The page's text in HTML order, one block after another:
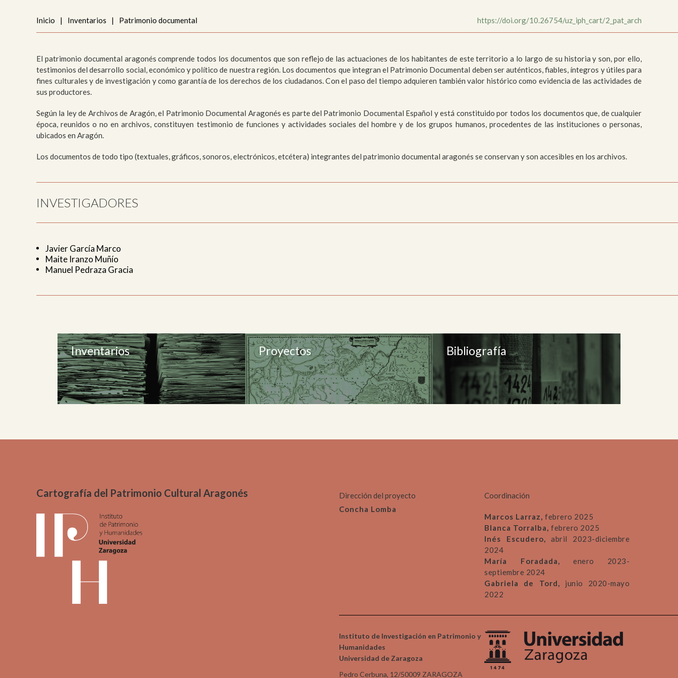
Inicio | Inventarios | Patrimonio documental https://doi.org/10.26754/uz_iph_cart/2_pat_arch
El patrimonio documental aragonés comprende todos los documentos que son reflejo de las actuaciones de los habitantes de este territorio a lo largo de su historia y son, por ello,
testimonios del desarrollo social, económico y político de nuestra región. Los documentos que integran el Patrimonio Documental deben ser auténticos, fiables, íntegros y útiles para
fines culturales y de investigación y como garantía de los derechos de los ciudadanos. Con el paso del tiempo adquieren también valor histórico como evidencia de las actividades de
sus productores.
Según la ley de Archivos de Aragón, el Patrimonio Documental Aragonés es parte del Patrimonio Documental Español y está constituido por todos los documentos que, de cualquier
época, reunidos o no en archivos, constituyen testimonio de funciones y actividades sociales del hombre y de los grupos humanos, procedentes de las instituciones o personas,
ubicados en Aragón.
Los documentos de todo tipo (textuales, gráficos, sonoros, electrónicos, etcétera) integrantes del patrimonio documental aragonés se conservan y son accesibles en los archivos.
INVESTIGADORES
Javier García Marco
Maite Iranzo Muñío
Manuel Pedraza Gracia
Inventarios Proyectos Bibliografía
Cartografía del Patrimonio Cultural Aragonés
Dirección del proyecto
Concha Lomba
Coordinación
Marcos Larraz, febrero 2025
Blanca Torralba, febrero 2025
Inés Escudero,abril 2023-diciembre
2024
María Foradada, enero 2023-
septiembre 2024
Gabriela de Tord, junio 2020-mayo
2022
Instituto de Investigación en Patrimonio y
Humanidades
Universidad de Zaragoza
Pedro Cerbuna, 12/50009 ZARAGOZA